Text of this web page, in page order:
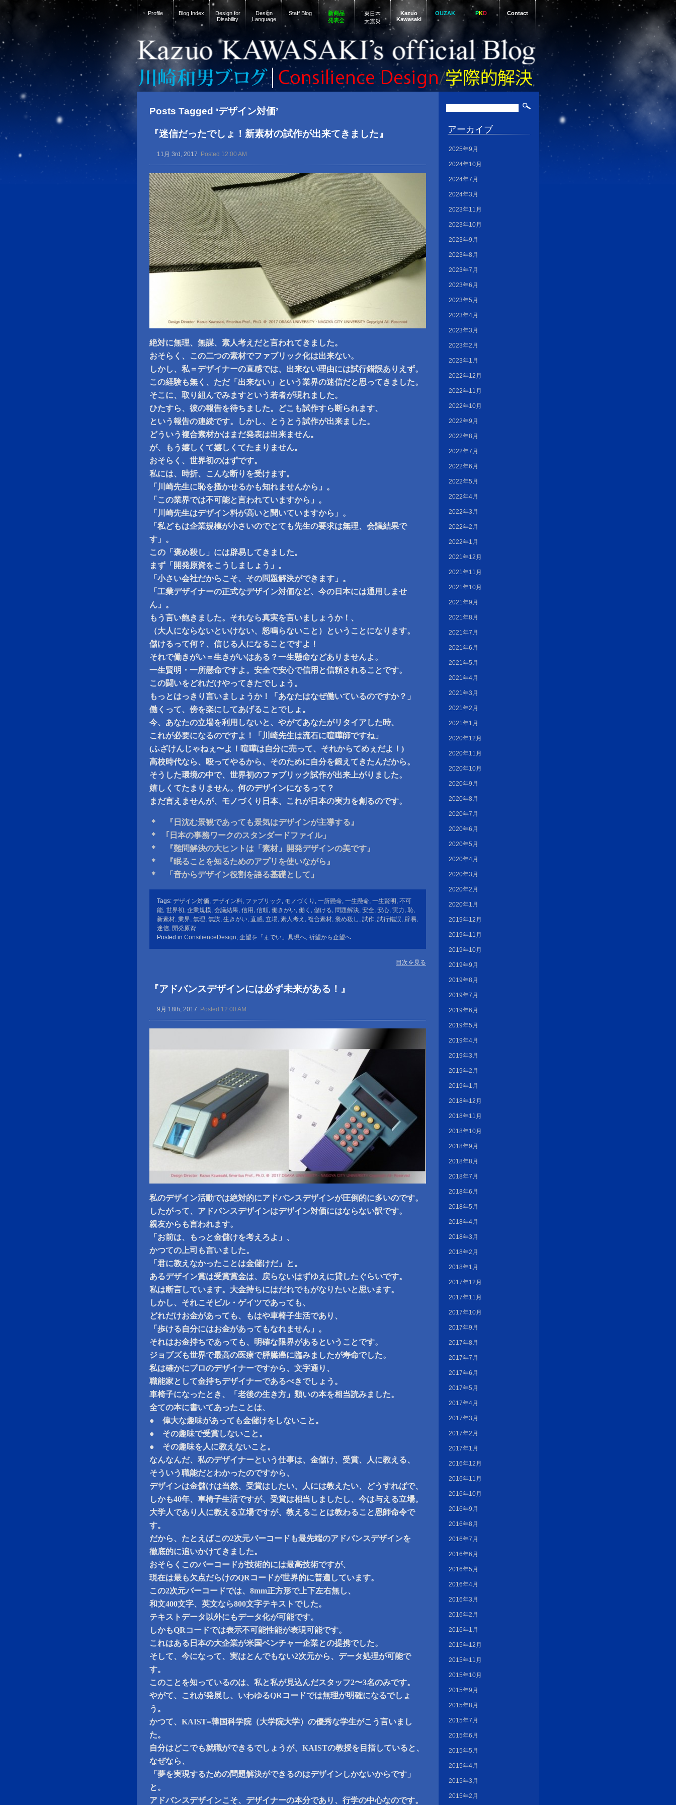
Profile Blog Index
Design for
Disability
Design
Language
Staff Blog
新商品
発表会
東日本
大震災
Kazuo
Kawasaki
OUZAK PKD Contact
Posts Tagged ‘デザイン対価’
『迷信だったでしょ！新素材の試作が出来てきました』
11月 3rd, 2017 Posted 12:00 AM
絶対に無理、無謀、素人考えだと言われてきました。
おそらく、この二つの素材でファブリック化は出来ない。
しかし、私＝デザイナーの直感では、出来ない理由には試行錯誤ありえず。
この経験も無く、ただ「出来ない」という業界の迷信だと思ってきました。
そこに、取り組んでみますという若者が現れました。
ひたすら、彼の報告を待ちました。どこも試作すら断られます、
という報告の連続です。しかし、とうとう試作が出来ました。
どういう複合素材かはまだ発表は出来ません。
が、もう嬉しくて嬉しくてたまりません。
おそらく、世界初のはずです。
私には、時折、こんな断りを受けます。
「川崎先生に恥を搔かせるかも知れませんから」。
「この業界では不可能と言われていますから」。
「川崎先生はデザイン料が高いと聞いていますから」。
「私どもは企業規模が小さいのでとても先生の要求は無理、会議結果で
す」。
この「褒め殺し」には辟易してきました。
まず「開発原資をこうしましょう」。
「小さい会社だからこそ、その問題解決ができます」。
「工業デザイナーの正式なデザイン対価など、今の日本には通用しませ
ん」。
もう言い飽きました。それなら真実を言いましょうか！、
（大人にならないといけない、怒鳴らないこと）ということになります。
儲けるって何？、信じる人になることですよ！
それで働きがい＝生きがいはある？一生懸命などありませんよ。
一生賢明・一所懸命ですよ。安全で安心で信用と信頼されることです。
この闘いをどれだけやってきたでしょう。
もっとはっきり言いましょうか！「あなたはなぜ働いているのですか？」
働くって、傍を楽にしてあげることでしょ。
今、あなたの立場を利用しないと、やがてあなたがリタイアした時、
これが必要になるのですよ！「川崎先生は流石に喧嘩師ですね」
(ふざけんじゃねぇ〜よ！喧嘩は自分に売って、それからてめぇだよ！)
高校時代なら、殴ってやるから、そのために自分を鍛えてきたんだから。
そうした環境の中で、世界初のファブリック試作が出来上がりました。
嬉しくてたまりません。何のデザインになるって？
まだ言えませんが、モノづくり日本、これが日本の実力を創るのです。
＊ 『日沈む景観であっても景気はデザインが主導する』
＊ ｢日本の事務ワークのスタンダードファイル」
＊ 『難問解決の大ヒントは「素材」開発デザインの美です』
＊ 『眠ることを知るためのアプリを使いながら』
＊ 「音からデザイン役割を語る基礎として」
Tags: デザイン対価, デザイン料, ファブリック , モノづくり , 一所懸命, 一生懸命, 一生賢明 , 不可
能, 世界初, 企業規模, 会議結果, 信用 , 信頼, 働きがい, 働く , 儲ける, 問題解決, 安全, 安心, 実力, 恥,
新素材, 業界, 無理, 無謀, 生きがい, 直感, 立場, 素人考え , 複合素材, 褒め殺し , 試作, 試行錯誤, 辟易,
迷信, 開発原資
Posted in ConsilienceDesign, 企望を「までい」具現へ, 祈望から企望へ
目次を見る
『アドバンスデザインには必ず未来がある！』
9月 18th, 2017 Posted 12:00 AM
私のデザイン活動では絶対的にアドバンスデザインが圧倒的に多いのです。
したがって、アドバンスデザインはデザイン対価にはならない訳です。
親友からも言われます。
「お前は、もっと金儲けを考えろよ」、
かつての上司も言いました。
「君に教えなかったことは金儲けだ」と。
あるデザイン賞は受賞賞金は、戻らないはずゆえに貸したぐらいです。
私は断言しています。大金持ちにはだれでもがなりたいと思います。
しかし、それこそビル・ゲイツであっても、
どれだけお金があっても、もはや車椅子生活であり、
「歩ける自分にはお金があってもなれません」。
それはお金持ちであっても、明確な限界があるということです。
ジョブズも世界で最高の医療で膵臓癌に臨みましたが寿命でした。
私は確かにプロのデザイナーですから、文字通り、
職能家として金持ちデザイナーであるべきでしょう。
車椅子になったとき、「老後の生き方」類いの本を相当読みました。
全ての本に書いてあったことは、
● 偉大な趣味があっても金儲けをしないこと。
● その趣味で受賞しないこと。
● その趣味を人に教えないこと。
なんなんだ、私のデザイナーという仕事は、金儲け、受賞、人に教える、
そういう職能だとわかったのですから、
デザインは金儲けは当然、受賞はしたい、人には教えたい、どうすればで、
しかも40年、車椅子生活ですが、受賞は相当しましたし、今は与える立場。
大学人であり人に教える立場ですが、教えることは教わること恩師命令で
す。
だから、たとえばこの2次元バーコードも最先端のアドバンスデザインを
徹底的に追いかけてきました。
おそらくこのバーコードが技術的には最高技術ですが、
現在は最も欠点だらけのQRコードが世界的に普遍しています。
この2次元バーコードでは、8mm正方形で上下左右無し、
和文400文字、英文なら800文字テキストでした。
テキストデータ以外にもデータ化が可能です。
しかもQRコードでは表示不可能性能が表現可能です。
これはある日本の大企業が米国ベンチャー企業との提携でした。
そして、今になって、実はとんでもない2次元から、データ処理が可能で
す。
このことを知っているのは、私と私が見込んだスタッフ2〜3名のみです。
やがて、これが発展し、いわゆるQRコードでは無理が明確になるでしょ
う。
かつて、KAIST=韓国科学院（大学院大学）の優秀な学生がこう言いまし
た。
自分はどこでも就職ができるでしょうが、KAISTの教授を目指していると、
なぜなら、
「夢を実現するための問題解決ができるのはデザインしかないからです」
と。
アドバンスデザインこそ、デザイナーの本分であり、行学の中心なのです。
アーカイブ
2025年9月
2024年10月
2024年7月
2024年3月
2023年11月
2023年10月
2023年9月
2023年8月
2023年7月
2023年6月
2023年5月
2023年4月
2023年3月
2023年2月
2023年1月
2022年12月
2022年11月
2022年10月
2022年9月
2022年8月
2022年7月
2022年6月
2022年5月
2022年4月
2022年3月
2022年2月
2022年1月
2021年12月
2021年11月
2021年10月
2021年9月
2021年8月
2021年7月
2021年6月
2021年5月
2021年4月
2021年3月
2021年2月
2021年1月
2020年12月
2020年11月
2020年10月
2020年9月
2020年8月
2020年7月
2020年6月
2020年5月
2020年4月
2020年3月
2020年2月
2020年1月
2019年12月
2019年11月
2019年10月
2019年9月
2019年8月
2019年7月
2019年6月
2019年5月
2019年4月
2019年3月
2019年2月
2019年1月
2018年12月
2018年11月
2018年10月
2018年9月
2018年8月
2018年7月
2018年6月
2018年5月
2018年4月
2018年3月
2018年2月
2018年1月
2017年12月
2017年11月
2017年10月
2017年9月
2017年8月
2017年7月
2017年6月
2017年5月
2017年4月
2017年3月
2017年2月
2017年1月
2016年12月
2016年11月
2016年10月
2016年9月
2016年8月
2016年7月
2016年6月
2016年5月
2016年4月
2016年3月
2016年2月
2016年1月
2015年12月
2015年11月
2015年10月
2015年9月
2015年8月
2015年7月
2015年6月
2015年5月
2015年4月
2015年3月
2015年2月